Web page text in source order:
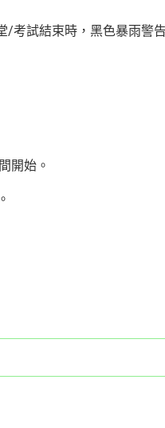
/考試結束時，黑色暴雨警
開始。